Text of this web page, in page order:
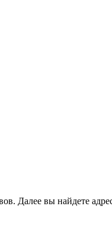
Далее вы найдете